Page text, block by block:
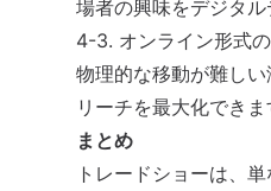
場者の興味をデジタル
4-3. オンライン形式
物理的な移動が難しい
リーチを最大化できま
まとめ
トレードショーは、